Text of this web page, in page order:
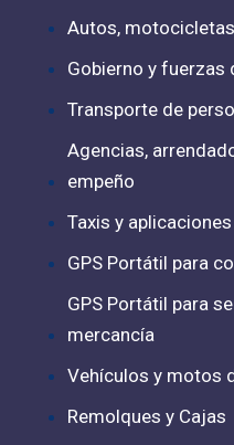
Autos,
Gobierno y fuerzas
Transporte de
Agencias,
empeño
Taxis y
GPS Portátil para
GPS Portátil para
mercancía
Vehículos y motos
Remolques y Cajas